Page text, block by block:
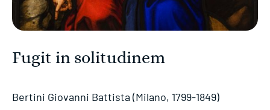
Fugit in solitudinem
Bertini Giovanni Battista (Milano, 1799-1849)